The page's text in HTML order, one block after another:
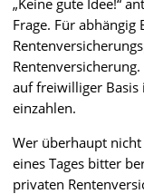
Frage. Für
auf freiwilliger Basis
einzahlen.
Wer überhaupt
eines Tages bitter
privaten